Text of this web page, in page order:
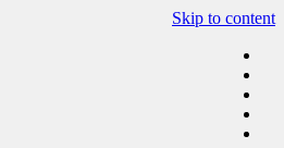
Skip to content